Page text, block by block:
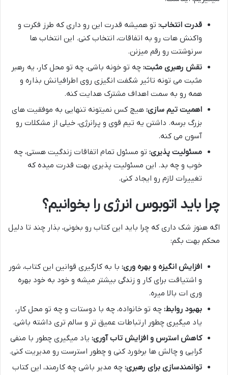
قدرت انتخاب: تو همیشه قدرت این رو داری که طرز فکرت و
واکنش هات رو به اتفاقات، انتخاب کنی. این انتخاب ها
سرنوشتت رو رقم میزنن.
نقش رهبری مثبت: چه تو خونه باشی، چه تو محل کار، یه رهبر
مثبت می تونه تاثیر شگفت انگیزی روی اطرافیانش بذاره و
همه رو به سمت اهداف مشترک هدایت کنه.
اهمیت تیم سازی: هیچ کس نمیتونه تنهایی به موفقیت های
بزرگ برسه. داشتن یه تیم قوی و پرانرژی، خیلی از مشکلات رو
آسون می کنه.
مسئولیت پذیری: تو مسئول تمام اتفاقات زندگیت هستی، چه
خوب و چه بد. این مسئولیت پذیری بهت قدرت میده که
تغییرات لازم رو ایجاد کنی.
چرا باید اتوبوس انرژی را بخوانیم؟
اگه هنوز شک داری که چرا باید این کتاب رو بخونی، بذار چند تا دلیل
محکم بهت بگم:
افزایش انگیزه و بهره وری: با به کارگیری قوانین این کتاب، شور
و اشتیاقت برای کار و زندگی بیشتر میشه و خود به خود بهره
وری ات بالا میره.
بهبود روابط: چه تو خانواده، چه با دوستات و چه تو محل کار،
یاد میگیری چطور ارتباطات عمیق تر و سالم تری داشته باشی.
کاهش استرس و افزایش تاب آوری: یاد میگیری چطور با منفی
گرایی و چالش ها برخورد کنی و چطور استرست رو مدیریت کنی.
توانمندسازی برای رهبری: چه مدیر باشی چه کارمند، این کتاب